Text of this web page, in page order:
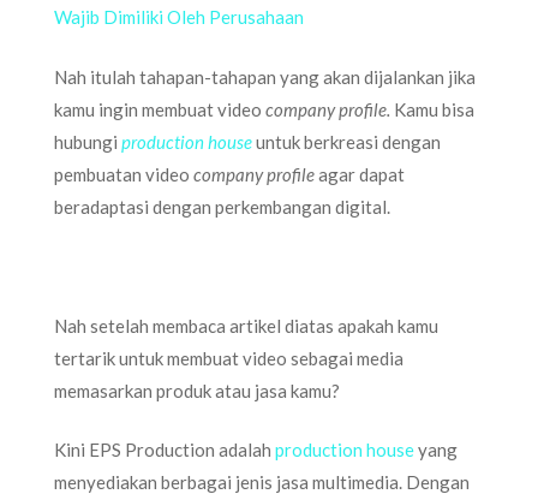
Wajib Dimiliki Oleh Perusahaan
Nah itulah tahapan-tahapan yang akan dijalankan jika
kamu ingin membuat video company profile. Kamu bisa
hubungi production houseuntuk berkreasi dengan
pembuatan video company profileagar dapat
beradaptasi dengan perkembangan digital.
Nah setelah membaca artikel diatas apakah kamu
tertarik untuk membuat video sebagai media
memasarkan produk atau jasa kamu?
Kini EPS Production adalah production houseyang
menyediakan berbagai jenis jasa multimedia. Dengan